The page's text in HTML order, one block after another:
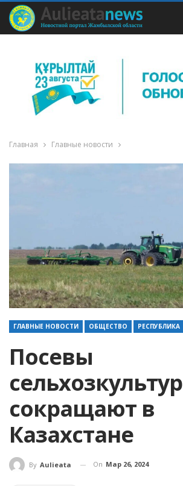
Главная Главные новости
ГЛАВНЫЕ НОВОСТИ ОБЩЕСТВО РЕСПУБЛИКА
Посевы
сельхозкультур
сокращают в
Казахстане
By Aulieata On Мар 26, 2024